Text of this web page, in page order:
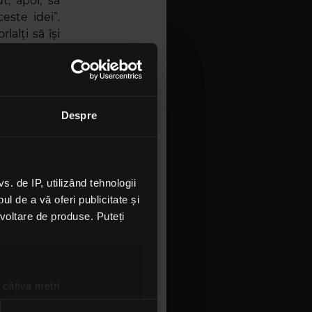
Despre
de IP, utilizând tehnologii
de a vă oferi publicitate și
de produse. Puteți
metri
idei”.
să își
„S-a
să
ianuarie,